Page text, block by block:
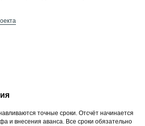
точные сроки. Отсчёт начинается
и внесения аванса. Все сроки обязательно